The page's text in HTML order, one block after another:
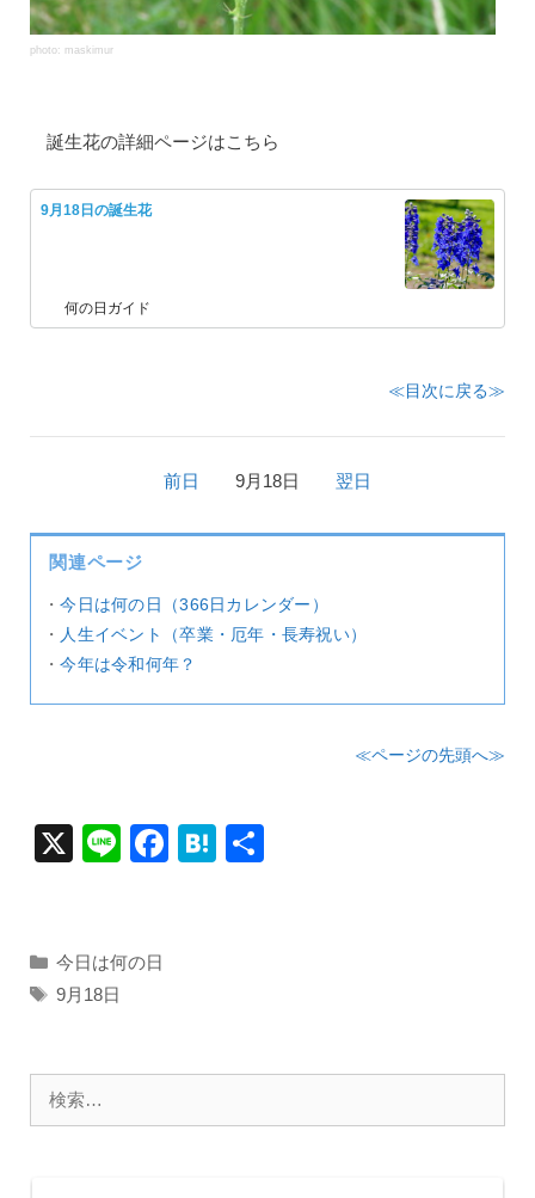
photo: maskimur
誕生花の詳細ページはこちら
9月18日の誕生花
何の日ガイド
≪目次に戻る≫
前日 9月18日 翌日
関連ページ
・今日は何の日（366日カレンダー）
・ 人生イベント（卒業・厄年・長寿祝い）
・今年は令和何年？
≪ページの先頭へ≫
X
Li
F
o
H
カ
テ
ゴ
今日は何の日
タ
9月18日